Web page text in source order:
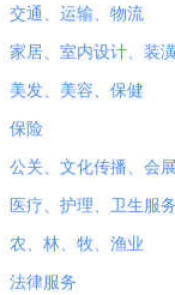
交通、运输、物流
家居、室内设计、装
美发、美容、保健
保险
公关、文化传播、会
医疗、护理、卫生服
农、林、牧、渔业
法律服务